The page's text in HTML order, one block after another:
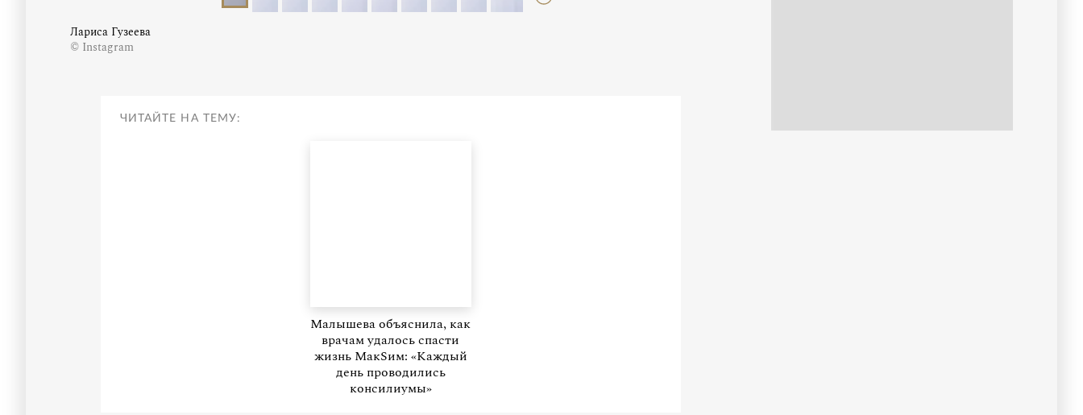
Лариса Гузеева
© Instagram
ЧИТАЙТЕ НА ТЕМУ:
Малышева объяснила, как
врачам удалось спасти
жизнь МакSим: «Каждый
день проводились
консилиумы»